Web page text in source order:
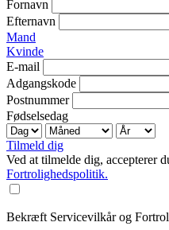
Fornavn
Efternavn
Mand
Kvinde
E-mail
Adgangskode
Postnummer
Fødselsedag
Tilmeld dig
Ved at tilmelde dig, accepterer
Fortrolighedspolitik.
Bekræft Servicevilkår og